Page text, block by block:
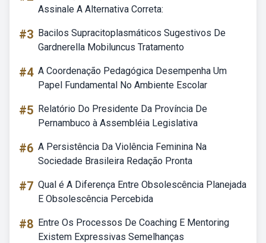
Assinale A Alternativa Correta:
#3 Bacilos Supracitoplasmáticos Sugestivos De
Gardnerella Mobiluncus Tratamento
#4 A Coordenação Pedagógica Desempenha Um
Papel Fundamental No Ambiente Escolar
#5 Relatório Do Presidente Da Província De
Pernambuco à Assembléia Legislativa
#6 A Persistência Da Violência Feminina Na
Sociedade Brasileira Redação Pronta
#7 Qual é A Diferença Entre Obsolescência Planejada
E Obsolescência Percebida
#8 Entre Os Processos De Coaching E Mentoring
Existem Expressivas Semelhanças